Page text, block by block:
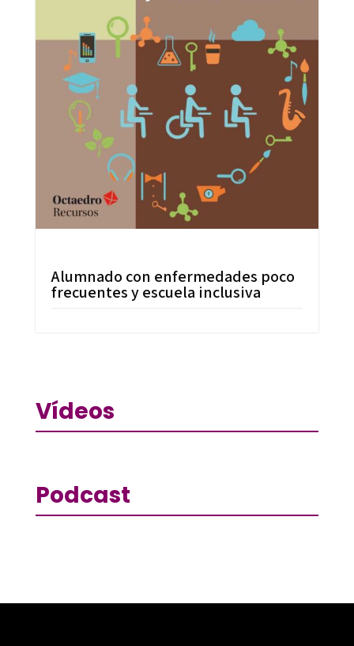
Alumnado con enfermedades poco
frecuentes y escuela inclusiva
Vídeos
Podcast